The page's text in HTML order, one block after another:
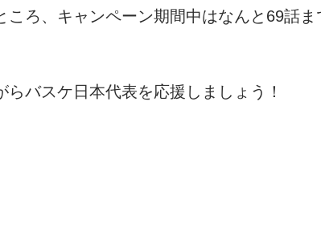
ろ、キャンペーン期間中はなんと69話
バスケ日本代表を応援しましょう！